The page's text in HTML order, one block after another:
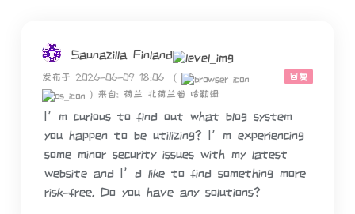
Saunazilla Finland
回复
发布于 2026-06-09 18:06
(
) 来自: 荷兰 北荷兰省 哈勒姆
I’m curious to find out what blog system
you happen to be utilizing? I’m experiencing
some minor security issues with my latest
website and I’d like to find something more
risk-free. Do you have any solutions?